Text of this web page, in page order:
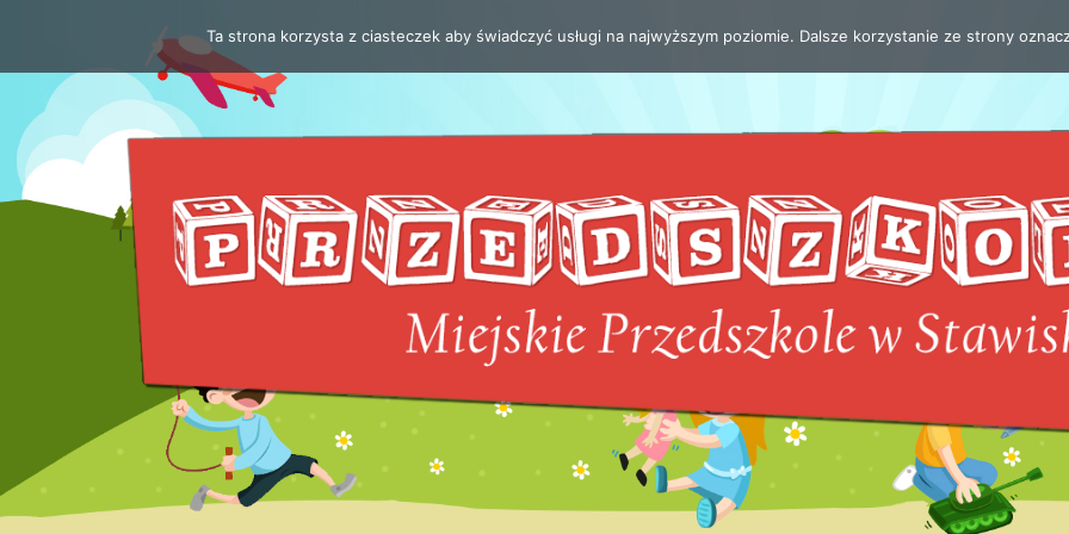
do
treści
Ta strona korzysta z ciasteczek aby świadczyć usługi na najwyższym poziomie. Dalsze korzystanie ze strony